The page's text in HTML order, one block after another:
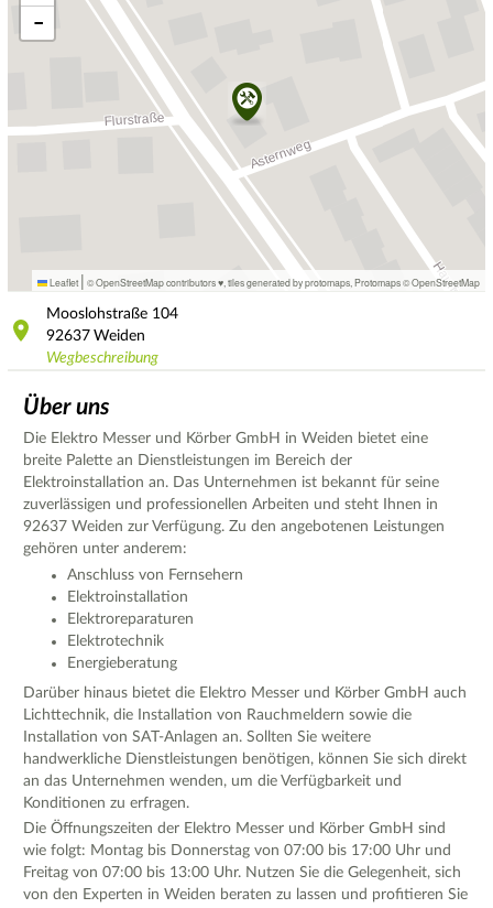
−
Leaflet | © OpenStreetMap contributors ♥, tiles generated by protomaps Protomaps©OpenStreetMap
Mooslohstraße 104
92637 Weiden
Wegbeschreibung
Über uns
Die Elektro Messer und Körber GmbH in Weiden bietet eine
breite Palette an Dienstleistungen im Bereich der
Elektroinstallation an. Das Unternehmen ist bekannt für seine
zuverlässigen und professionellen Arbeiten und steht Ihnen in
92637 Weiden zur Verfügung. Zu den angebotenen Leistungen
gehören unter anderem:
Anschluss von Fernsehern
Elektroinstallation
Elektroreparaturen
Elektrotechnik
Energieberatung
Darüber hinaus bietet die Elektro Messer und Körber GmbH auch
Lichttechnik, die Installation von Rauchmeldern sowie die
Installation von SAT-Anlagen an. Sollten Sie weitere
handwerkliche Dienstleistungen benötigen, können Sie sich direkt
an das Unternehmen wenden, um die Verfügbarkeit und
Konditionen zu erfragen.
Die Öffnungszeiten der Elektro Messer und Körber GmbH sind
wie folgt: Montag bis Donnerstag von 07:00 bis 17:00 Uhr und
Freitag von 07:00 bis 13:00 Uhr. Nutzen Sie die Gelegenheit, sich
von den Experten in Weiden beraten zu lassen und profitieren Sie